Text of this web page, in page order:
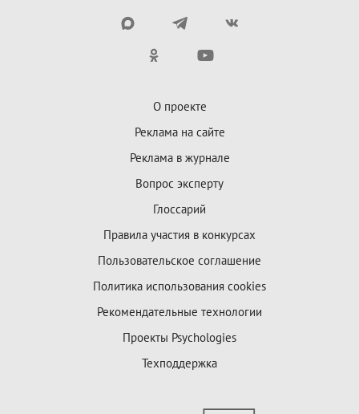
О проекте
Реклама на сайте
Реклама в журнале
Вопрос эксперту
Глоссарий
Правила участия в конкурсах
Пользовательское соглашение
Политика использования cookies
Рекомендательные технологии
Проекты Psychologies
Техподдержка